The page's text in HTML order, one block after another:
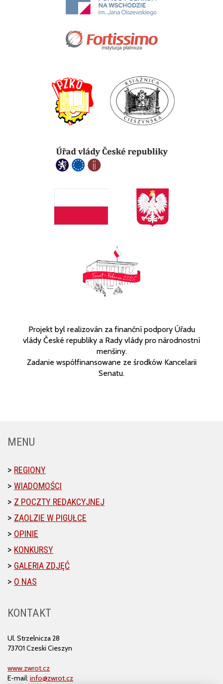
Projekt byl realizován za finanční podpory Úřadu
vlády České republiky a Rady vlády pro národnostní
menšiny.
Zadanie współfinansowane ze środków Kancelarii
Senatu.
MENU
REGIONY
WIADOMOŚCI
Z POCZTY REDAKCYJNEJ
ZAOLZIE W PIGUŁCE
OPINIE
KONKURSY
GALERIA ZDJĘĆ
O NAS
KONTAKT
Ul. Strzelnicza 28
73701 Czeski Cieszyn
www.zwrot.cz
E-mail: info@zwrot.cz